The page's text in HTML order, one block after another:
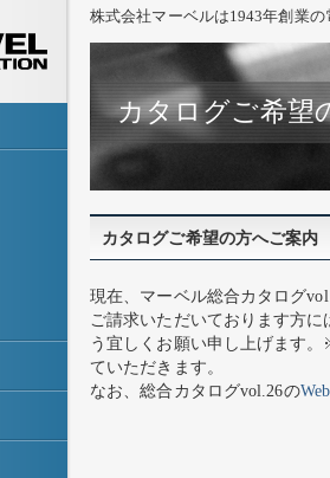
株式会社マーベルは1943年創業
カタログご希望
カタログご希望の方へご案内
現在、マーベル総合カタログ
ご請求いただいております方
う宜しくお願い申し上げます
ていただきます。
なお、総合カタログvol.26の